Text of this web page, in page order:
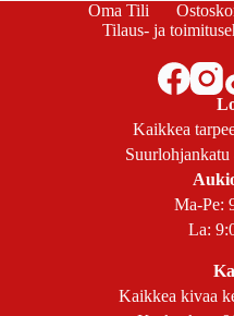
Oma Tili
Tilaus- ja
Kaikkea
Ma-Pe:
La:
Kaikkea kivaa